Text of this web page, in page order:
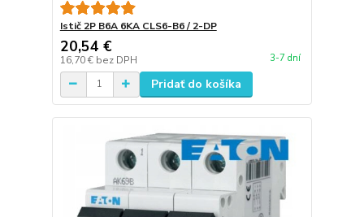
Istič 2P B6A 6KA CLS6-B6 / 2-DP
20,54 €
16,70 € bez DPH 3-7 dní
Pridať do košíka